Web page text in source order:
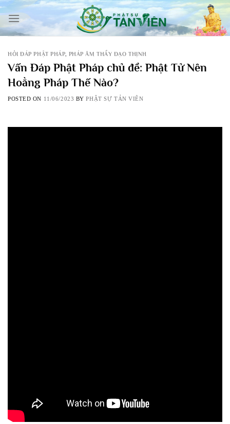
Skip
content
HỎI ĐÁP PHẬT PHÁP, PHÁP ÂM THẦY ĐẠO THỊNH
Vấn Đáp Phật Pháp chủ đề: Phật Tử Nên
Hoằng Pháp Thế Nào?
POSTED ON 11/06/2023 BYPHẬT SỰ TẢN VIÊN